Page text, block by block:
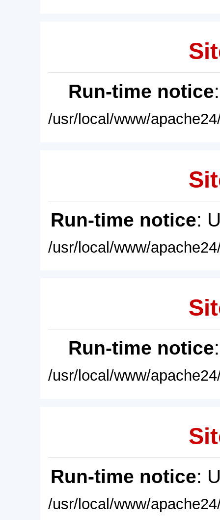
Run-time notice
/usr/local/www/
Run-time notice:
/usr/local/www/
Run-time notice
/usr/local/www/
Run-time notice:
/usr/local/www/